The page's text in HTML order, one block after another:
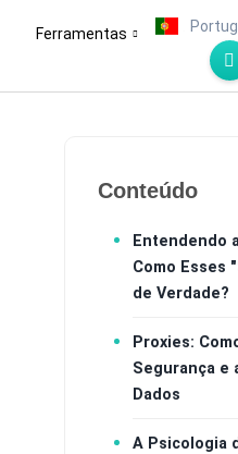
Ferramentas
Conteúdo
Entendendo
Como Esses
de Verdade?
Proxies:
Segurança e
Dados
A Psicologia